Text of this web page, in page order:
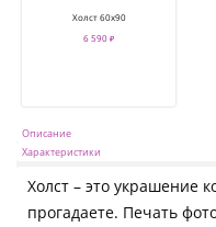
Холст 60х90
6 590 ₽
Описание
Характеристики
Холст – это украшение
прогадаете. Печать